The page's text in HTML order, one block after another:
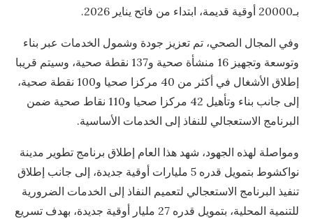
بـ20000 أوقية قديمة، ابتداء من فاتح يناير 2026.
وفي المجال الصحي، تم تعزيز جودة وشمول الخدمات عبر بناء
وتوسعة وتجهيز 16 منشأة صحية و137 نقطة صحية، وسيتم قريبا
إطلاق الأشغال في أكثر من 40 مركزا صحيا و100 نقطة صحية،
إلى جانب بناء وتأهيل 42 مركزا صحيا و110 نقاط صحية ضمن
البرنامج الاستعجالي للنفاذ إلى الخدمات الأساسية.
ومواصلة لهذه الجهود، شهد هذا العام إطلاق برنامج تطوير مدينة
نواكشوط بتمويل قدره 5 مليارات أوقية جديدة، إلى جانب إطلاق
تنفيذ البرنامج الاستعجالي لتعميم النفاذ إلى الخدمات الضرورية
للتنمية المحلية، بتمويل قدره 27 مليار أوقية جديدة، بهدف تسريع